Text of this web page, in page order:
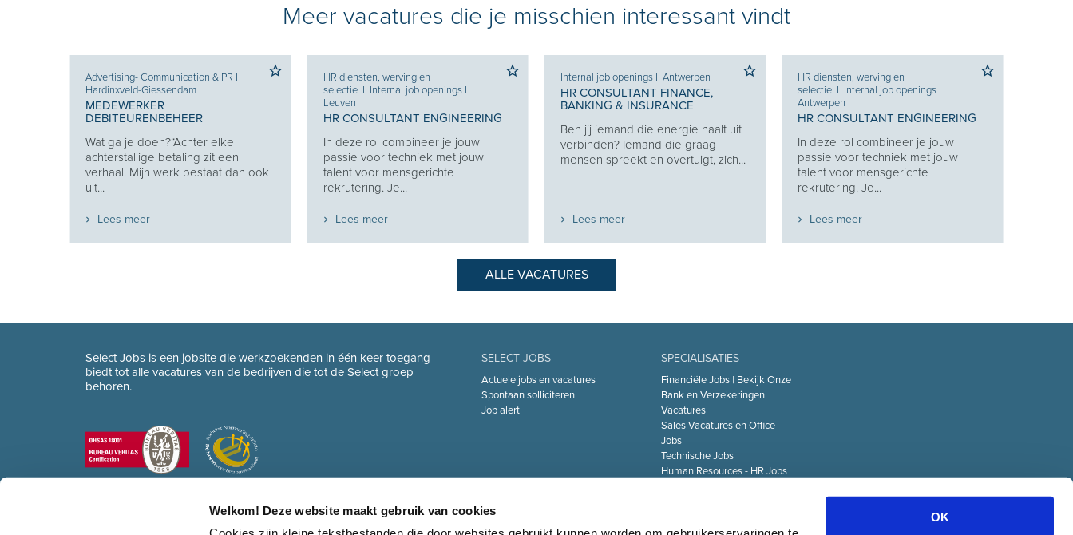
Welkom! Deze website maakt gebruik van cookies
OK
Meer vacatures die je misschien interessant vindt
Advertising- Communication & PR I
Hardinxveld-Giessendam
MEDEWERKER
DEBITEURENBEHEER
Wat ga je doen?“Achter elke
achterstallige betaling zit een
verhaal. Mijn werk bestaat dan ook
uit...
Lees meer
HR diensten, werving en
selectie I Internal job openings I
Leuven
HR CONSULTANT ENGINEERING
In deze rol combineer je jouw
passie voor techniek met jouw
talent voor mensgerichte
rekrutering. Je...
Lees meer
Internal job openings I Antwerpen
HR CONSULTANT FINANCE,
BANKING & INSURANCE
Ben jij iemand die energie haalt uit
verbinden? Iemand die graag
mensen spreekt en overtuigt, zich...
Lees meer
HR diensten, werving en
selectie I Internal job openings I
Antwerpen
HR CONSULTANT ENGINEERING
In deze rol combineer je jouw
passie voor techniek met jouw
talent voor mensgerichte
rekrutering. Je...
Lees meer
ALLE VACATURES
Select Jobs is een jobsite die werkzoekenden in één keer toegang
biedt tot alle vacatures van de bedrijven die tot de Select groep
behoren.
SELECT JOBS
Actuele jobs en vacatures
Spontaan solliciteren
Job alert
SPECIALISATIES
Financiële Jobs | Bekijk Onze
Bank en Verzekeringen
Vacatures
Sales Vacatures en Office
Jobs
Technische Jobs
Human Resources - HR Jobs
Transport & Logistiek Jobs